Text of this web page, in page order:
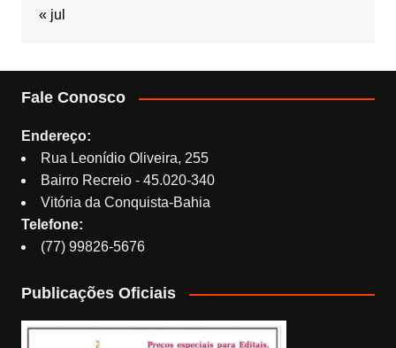
« jul
Fale Conosco
Endereço:
Rua Leonídio Oliveira, 255
Bairro Recreio - 45.020-340
Vitória da Conquista-Bahia
Telefone:
(77) 99826-5676
Publicações Oficiais